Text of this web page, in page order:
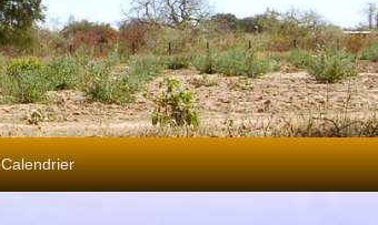
Calendrier